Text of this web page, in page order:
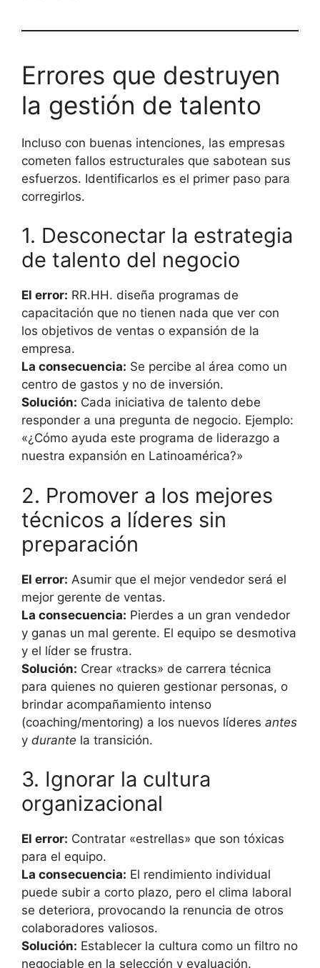
Errores que destruyen
la gestión de talento
Incluso con buenas intenciones, las empresas
cometen fallos estructurales que sabotean sus
esfuerzos. Identificarlos es el primer paso para
corregirlos.
1. Desconectar la estrategia
de talento del negocio
El error: RR.HH. diseña programas de
capacitación que no tienen nada que ver con
los objetivos de ventas o expansión de la
empresa.
La consecuencia: Se percibe al área como un
centro de gastos y no de inversión.
Solución: Cada iniciativa de talento debe
responder a una pregunta de negocio. Ejemplo:
«¿Cómo ayuda este programa de liderazgo a
nuestra expansión en Latinoamérica?»
2. Promover a los mejores
técnicos a líderes sin
preparación
El error: Asumir que el mejor vendedor será el
mejor gerente de ventas.
La consecuencia: Pierdes a un gran vendedor
y ganas un mal gerente. El equipo se desmotiva
y el líder se frustra.
Solución: Crear «tracks» de carrera técnica
para quienes no quieren gestionar personas, o
brindar acompañamiento intenso
(coaching/mentoring) a los nuevos líderes antes
y durante la transición.
3. Ignorar la cultura
organizacional
El error: Contratar «estrellas» que son tóxicas
para el equipo.
La consecuencia: El rendimiento individual
puede subir a corto plazo, pero el clima laboral
se deteriora, provocando la renuncia de otros
colaboradores valiosos.
Solución: Establecer la cultura como un filtro no
negociable en la selección y evaluación.